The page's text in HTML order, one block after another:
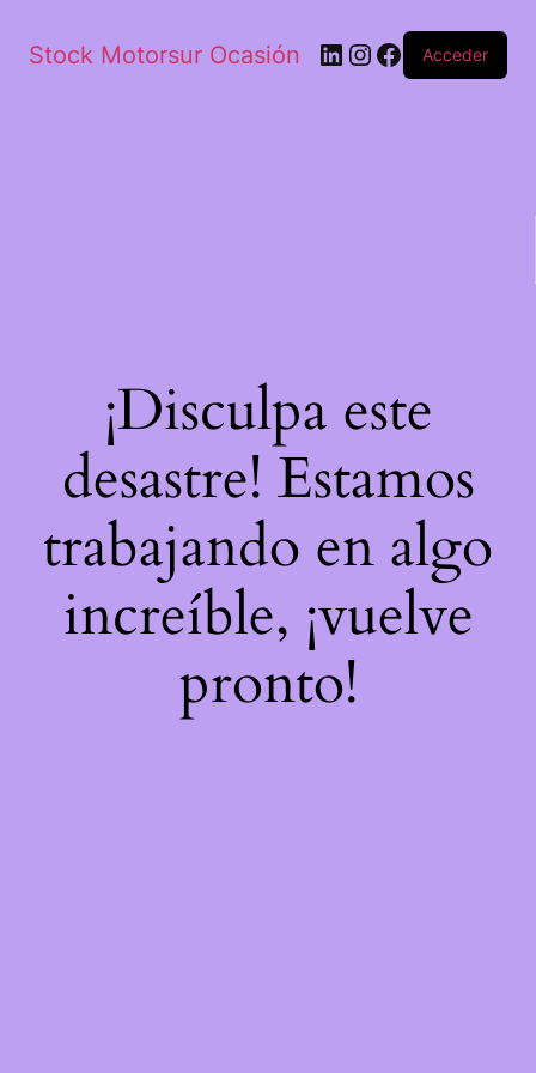
Stock Motorsur Ocasión Acceder
¡Disculpa este
desastre! Estamos
trabajando en algo
increíble, ¡vuelve
pronto!